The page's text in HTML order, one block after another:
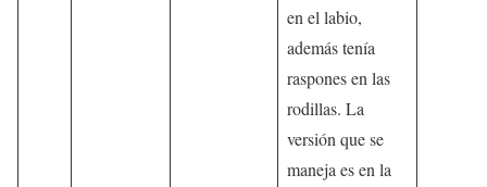
en el labio,
además tenía
raspones en las
rodillas. La
versión que se
maneja es en la